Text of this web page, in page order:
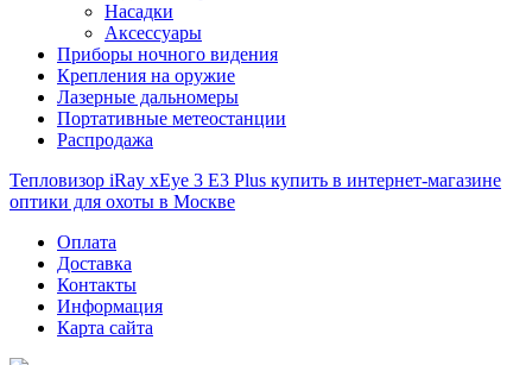
Насадки
Аксессуары
Приборы ночного видения
Крепления на оружие
Лазерные дальномеры
Портативные метеостанции
Распродажа
Тепловизор iRay xEye 3 E3 Plus купить в интернет-магазине
оптики для охоты в Москве
Оплата
Доставка
Контакты
Информация
Карта сайта